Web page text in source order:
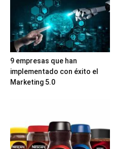
9 empresas que han
implementado con éxito el
Marketing 5.0